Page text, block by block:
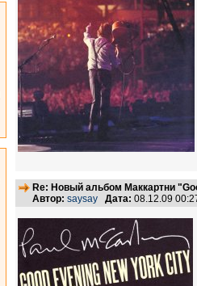
Re: Новый альбом Маккартни
Автор: saysay Дата: 08.12.09